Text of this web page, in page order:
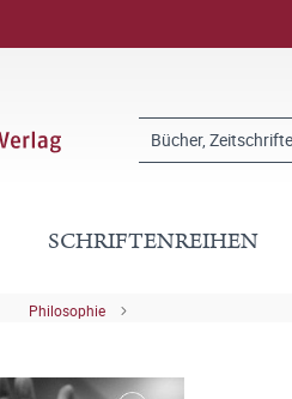
SCHRIFTENREIHEN
Philosophie